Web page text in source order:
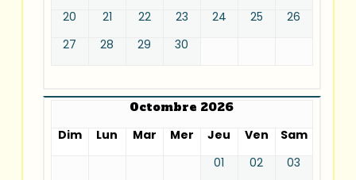
20
21 22 23 24 25
26
27
28 29 30
Octombre 2026
Dim
Lun Mar Mer Jeu Ven
Sam
01
02
03